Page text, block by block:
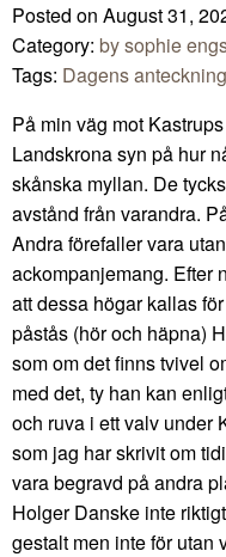
Posted on August 31,
Category: by sophie
Tags: Dagens anteckning
På min väg mot
Landskrona syn på hur
skånska myllan. De
avstånd från varandra.
Andra förefaller vara
ackompanjemang. Efter
att dessa högar kallas
påstås (hör och häpna)
som om det finns tvivel
med det, ty han kan
och ruva i ett valv under
som jag har skrivit om
vara begravd på andra
Holger Danske inte
gestalt men inte för utan